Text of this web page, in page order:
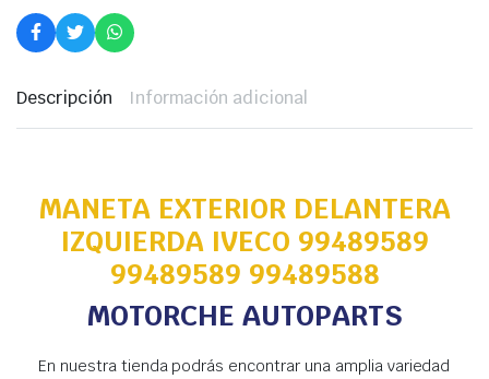
Descripción Información adicional
MANETA EXTERIOR DELANTERA
IZQUIERDA IVECO 99489589
99489589 99489588
MOTORCHE AUTOPARTS
En nuestra tienda podrás encontrar una amplia variedad